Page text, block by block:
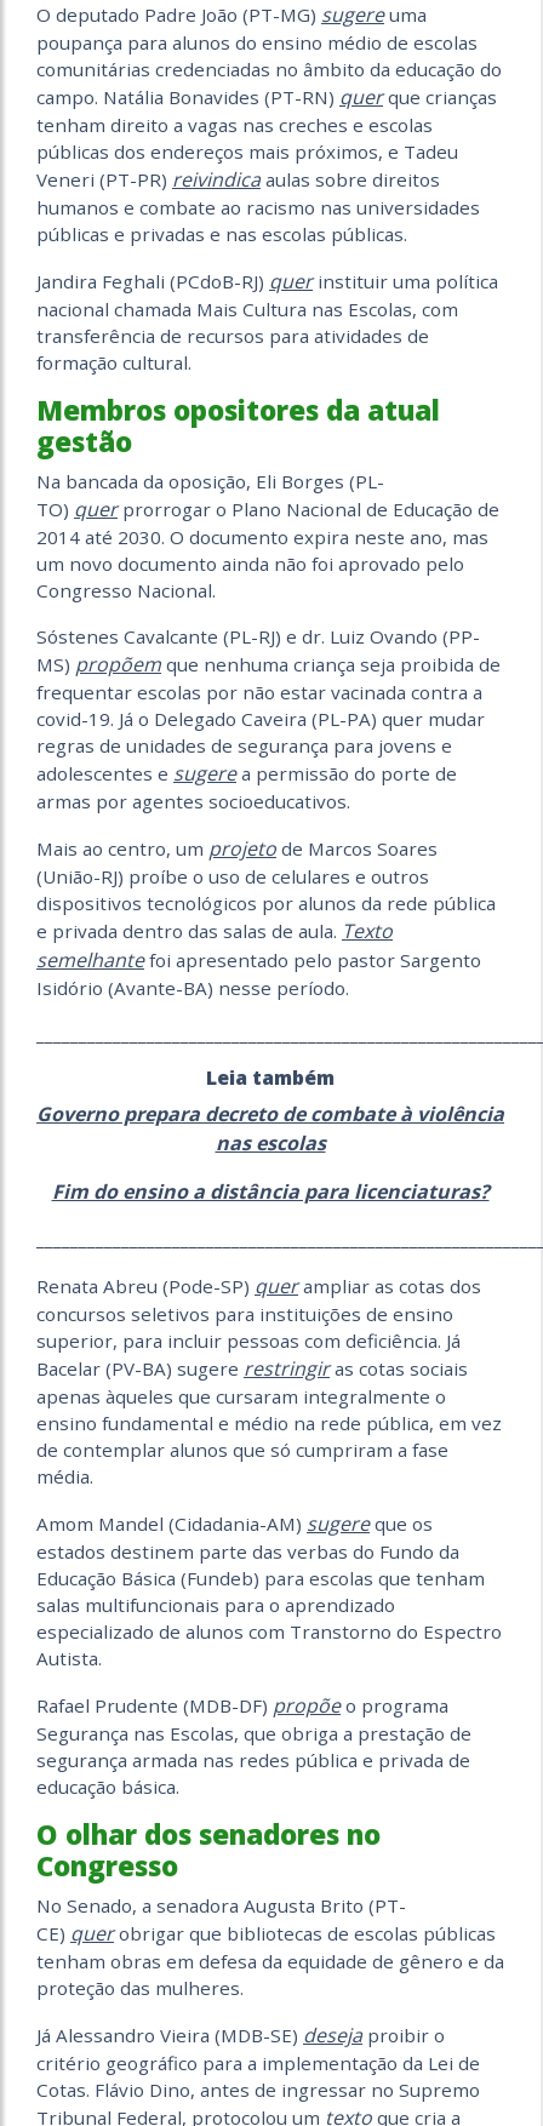
O deputado Padre João (PT-MG) sugereuma
poupança para alunos do ensino médio de escolas
comunitárias credenciadas no âmbito da educação do
campo. Natália Bonavides (PT-RN) querque crianças
tenham direito a vagas nas creches e escolas
públicas dos endereços mais próximos, e Tadeu
Veneri (PT-PR) reivindica aulas sobre direitos
humanos e combate ao racismo nas universidades
públicas e privadas e nas escolas públicas.
Jandira Feghali (PCdoB-RJ) querinstituir uma política
nacional chamada Mais Cultura nas Escolas, com
transferência de recursos para atividades de
formação cultural.
Membros opositores da atual
gestão
Na bancada da oposição, Eli Borges (PL-
TO) querprorrogar o Plano Nacional de Educação de
2014 até 2030. O documento expira neste ano, mas
um novo documento ainda não foi aprovado pelo
Congresso Nacional.
Sóstenes Cavalcante (PL-RJ) e dr. Luiz Ovando (PP-
MS) propõem que nenhuma criança seja proibida de
frequentar escolas por não estar vacinada contra a
covid-19. Já o Delegado Caveira (PL-PA) quer mudar
regras de unidades de segurança para jovens e
adolescentes e sugerea permissão do porte de
armas por agentes socioeducativos.
Mais ao centro, um projeto de Marcos Soares
(União-RJ) proíbe o uso de celulares e outros
dispositivos tecnológicos por alunos da rede pública
e privada dentro das salas de aula. Texto
semelhantefoi apresentado pelo pastor Sargento
Isidório (Avante-BA) nesse período.
Leia também
Governo prepara decreto de combate à violência
nas escolas
Fim do ensino a distância para licenciaturas?
Renata Abreu (Pode-SP) querampliar as cotas dos
concursos seletivos para instituições de ensino
superior, para incluir pessoas com deficiência. Já
Bacelar (PV-BA) sugere restringiras cotas sociais
apenas àqueles que cursaram integralmente o
ensino fundamental e médio na rede pública, em vez
de contemplar alunos que só cumpriram a fase
média.
Amom Mandel (Cidadania-AM) sugereque os
estados destinem parte das verbas do Fundo da
Educação Básica (Fundeb) para escolas que tenham
salas multifuncionais para o aprendizado
especializado de alunos com Transtorno do Espectro
Autista.
Rafael Prudente (MDB-DF) propõeo programa
Segurança nas Escolas, que obriga a prestação de
segurança armada nas redes pública e privada de
educação básica.
O olhar dos senadores no
Congresso
No Senado, a senadora Augusta Brito (PT-
CE) querobrigar que bibliotecas de escolas públicas
tenham obras em defesa da equidade de gênero e da
proteção das mulheres.
Já Alessandro Vieira (MDB-SE) deseja proibir o
critério geográfico para a implementação da Lei de
Cotas. Flávio Dino, antes de ingressar no Supremo
Tribunal Federal, protocolou um texto que cria a